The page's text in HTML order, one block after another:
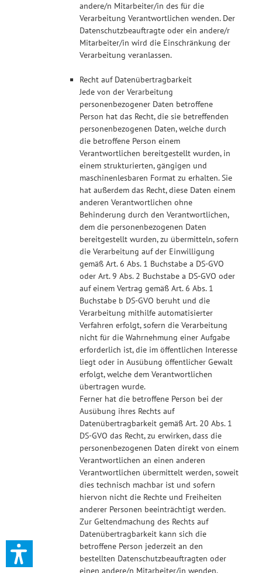
andere/n Mitarbeiter/in des für die
Verarbeitung Verantwortlichen wenden. Der
Datenschutzbeauftragte oder ein andere/r
Mitarbeiter/in wird die Einschränkung der
Verarbeitung veranlassen.
Recht auf Datenübertragbarkeit
Jede von der Verarbeitung
personenbezogener Daten betroffene
Person hat das Recht, die sie betreffenden
personenbezogenen Daten, welche durch
die betroffene Person einem
Verantwortlichen bereitgestellt wurden, in
einem strukturierten, gängigen und
maschinenlesbaren Format zu erhalten. Sie
hat außerdem das Recht, diese Daten einem
anderen Verantwortlichen ohne
Behinderung durch den Verantwortlichen,
dem die personenbezogenen Daten
bereitgestellt wurden, zu übermitteln, sofern
die Verarbeitung auf der Einwilligung
gemäß Art. 6 Abs. 1 Buchstabe a DS-GVO
oder Art. 9 Abs. 2 Buchstabe a DS-GVO oder
auf einem Vertrag gemäß Art. 6 Abs. 1
Buchstabe b DS-GVO beruht und die
Verarbeitung mithilfe automatisierter
Verfahren erfolgt, sofern die Verarbeitung
nicht für die Wahrnehmung einer Aufgabe
erforderlich ist, die im öffentlichen Interesse
liegt oder in Ausübung öffentlicher Gewalt
erfolgt, welche dem Verantwortlichen
übertragen wurde.
Ferner hat die betroffene Person bei der
Ausübung ihres Rechts auf
Datenübertragbarkeit gemäß Art. 20 Abs. 1
DS-GVO das Recht, zu erwirken, dass die
personenbezogenen Daten direkt von einem
Verantwortlichen an einen anderen
Verantwortlichen übermittelt werden, soweit
dies technisch machbar ist und sofern
hiervon nicht die Rechte und Freiheiten
anderer Personen beeinträchtigt werden.
Zur Geltendmachung des Rechts auf
Datenübertragbarkeit kann sich die
betroffene Person jederzeit an den
bestellten Datenschutzbeauftragten oder
einen andere/n Mitarbeiter/in wenden.